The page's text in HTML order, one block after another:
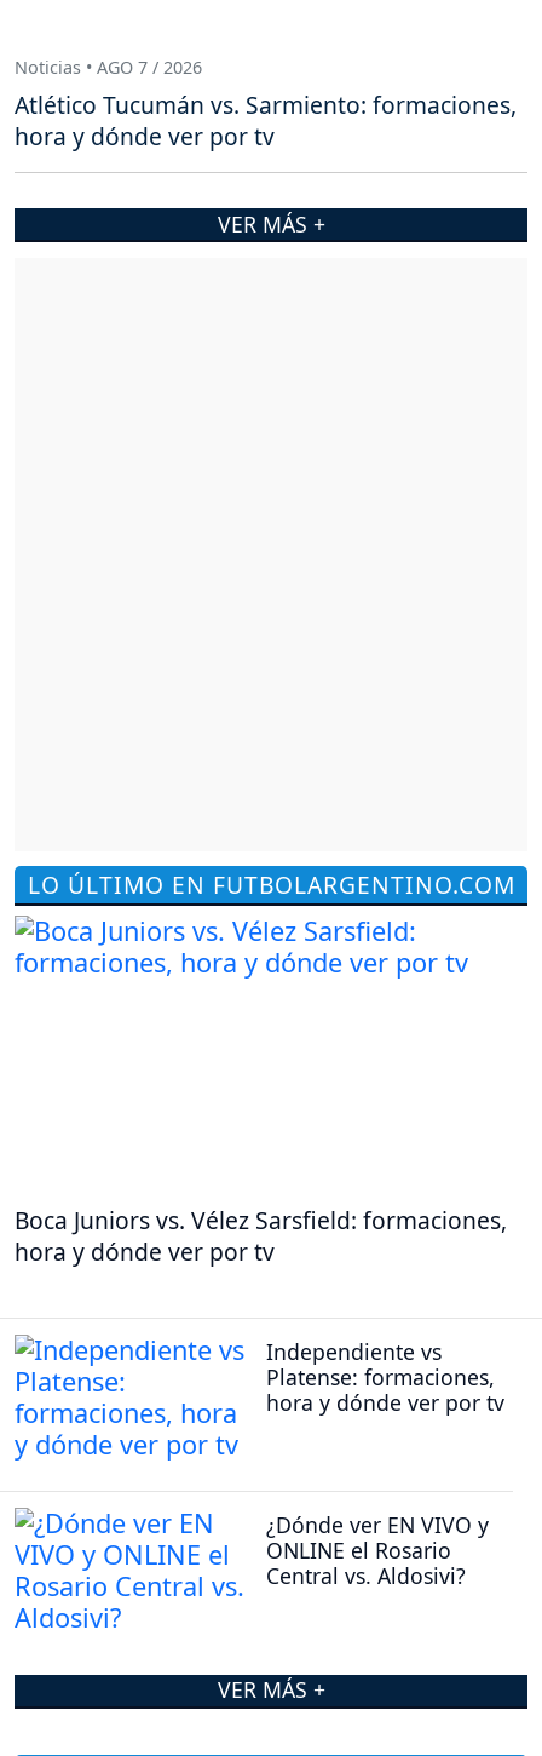
LO ÚLTIMO EN FUTBOLARGENTINO.COM
Boca Juniors vs. Vélez Sarsfield: formaciones,
hora y dónde ver por tv
Independiente vs
Platense: formaciones,
hora y dónde ver por tv
¿Dónde ver EN VIVO y
ONLINE el Rosario
Central vs. Aldosivi?
VER MÁS +
Noticias • AGO 7 / 2026
Atlético Tucumán vs. Sarmiento: formaciones,
hora y dónde ver por tv
VER MÁS +